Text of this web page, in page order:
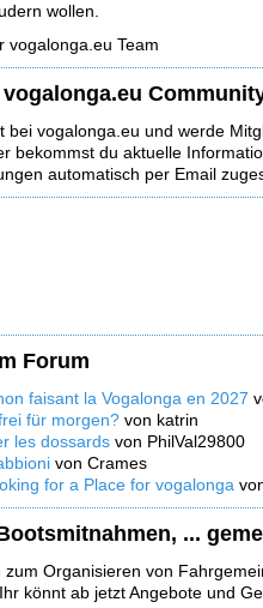
wollen.
vogalonga.eu Team
bei vogalonga.eu und werde
bekommst du aktuelle
automatisch per Email
Forum
faisant la Vogalonga en 2027
für morgen? von katrin
les dossards von PhilVal29800
von Crames
for a Place for vogalonga
...
Organisieren von
könnt ab jetzt Angebote und